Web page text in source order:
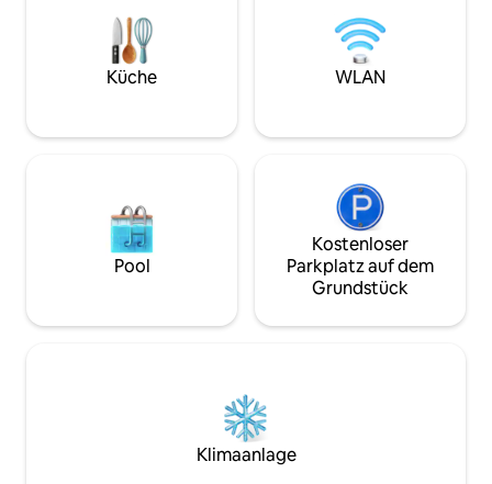
North Norfolk, gute Anbindung an die
besten Strände und Vogelbeobachtung
wie in der Fernsehsendung „Sam and
August und September. 2. Hund 25 £
Spaziergang
du den Dorfladen
Pub. Das Hotel
von Norfolk und
Küche WLAN
Pool
Kostenloser
Parkplatz auf dem
Grundstück
Klimaanlage